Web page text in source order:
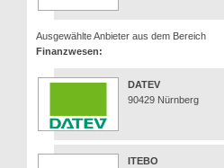
Ausgewählte Anbieter aus dem Bereich
Finanzwesen:
DATEV
90429 Nürnberg
ITEBO